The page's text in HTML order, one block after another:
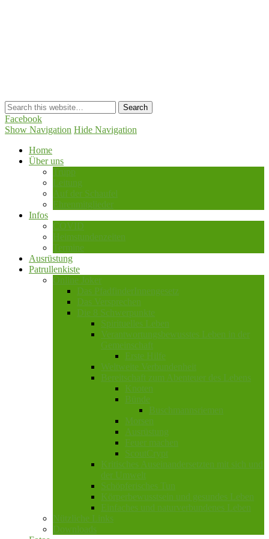
Trupp Rauhenstein
Facebook
Show Navigation Hide Navigation
Home
Über uns
Trupp
Leitung
Auf der Schaufel
Ehrenmitglieder
Infos
COVID
Heimstundenzeiten
Termine
Ausrüstung
Patrullenkiste
Online Joker
Das PfadfinderInnengesetz
Das Versprechen
Die 8 Schwerpunkte
Spirituelles Leben
Verantwortungsbewusstes Leben in der
Gemeinschaft
Erste Hilfe
Weltweite Verbundenheit
Bereitschaft zum Abenteuer des Lebens
Knoten
Bünde
Buschmannsriemen
Morsen
Ausrüstung
Feuer machen
ScoutCrypt
Kritisches Auseinandersetzten mit sich und
der Umwelt
Schöpferisches Tun
Körperbewusstsein und gesundes Leben
Einfaches und naturverbundenes Leben
Nützliche Links
Downloads